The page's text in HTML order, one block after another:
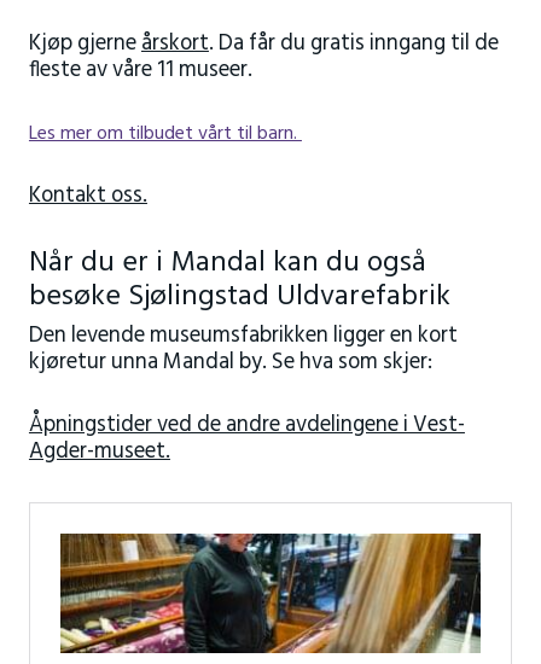
Kjøp gjerneårskort. Da får du gratis inngang til de
fleste av våre 11 museer.
Les mer om tilbudet vårt til barn.
Kontakt oss.
Når du er i Mandal kan du også
besøke Sjølingstad Uldvarefabrik
Den levende museumsfabrikken ligger en kort
kjøretur unna Mandal by. Se hva som skjer:
Åpningstider ved de andre avdelingene i Vest-
Agder-museet.